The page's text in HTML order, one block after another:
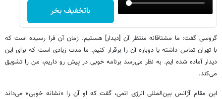
باتخفیف بخر
گروسی گفت: ما مشتاقانه منتظر آن [دیدار] هستیم. زمان آن فرا رسیده است که
با تهران تماس داشته یا دوباره آن را برقرار کنیم. ما مدت زیادی است که برای این
دیدار آماده شده ایم. به نظر می‌رسد برنامه خوبی در پیش رو داریم، من را تشویق
می‌کند.
این مقام آژانس بین‌المللی انرژی اتمی، گفت که او آن را «نشانه خوبی» می‌داند